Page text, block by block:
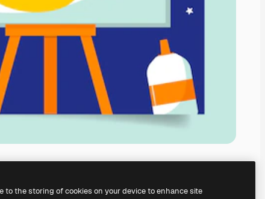
to the storing of cookies on your device to enhance site